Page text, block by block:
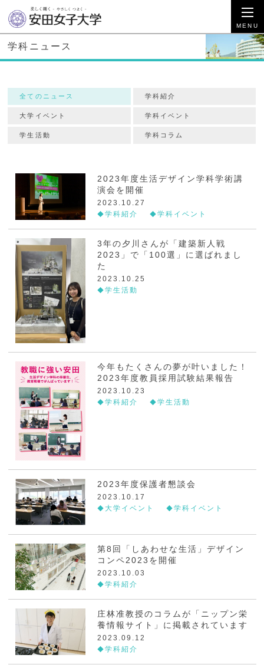
学科ニュース
全てのニュース 学科紹介
大学イベント 学科イベント
学生活動 学科コラム
2023年度生活デザイン学科学術講
演会を開催
2023.10.27
学科紹介
学科イベント
3年の夕川さんが「建築新人戦
2023」で「100選」に選ばれまし
た
2023.10.25
学生活動
今年もたくさんの夢が叶いました！
2023年度教員採用試験結果報告
2023.10.23
学科紹介
学生活動
2023年度保護者懇談会
2023.10.17
大学イベント
学科イベント
第8回「しあわせな生活」デザイン
コンペ2023を開催
2023.10.03
学科紹介
庄林准教授のコラムが「ニップン栄
養情報サイト」に掲載されています
2023.09.12
学科紹介